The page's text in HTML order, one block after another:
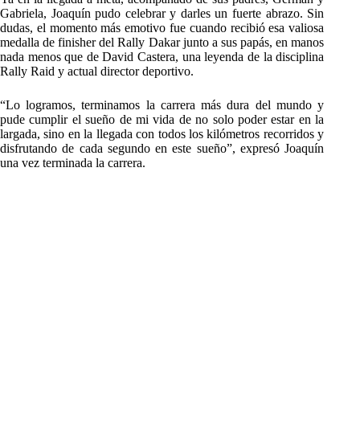
Gabriela, Joaquín pudo celebrar y darles un fuerte abrazo. Sin
dudas, el momento más emotivo fue cuando recibió esa valiosa
medalla de finisher del Rally Dakar junto a sus papás, en manos
nada menos que de David Castera, una leyenda de la disciplina
Rally Raid y actual director deportivo.
“Lo logramos, terminamos la carrera más dura del mundo y
pude cumplir el sueño de mi vida de no solo poder estar en la
largada, sino en la llegada con todos los kilómetros recorridos y
disfrutando de cada segundo en este sueño”, expresó Joaquín
una vez terminada la carrera.